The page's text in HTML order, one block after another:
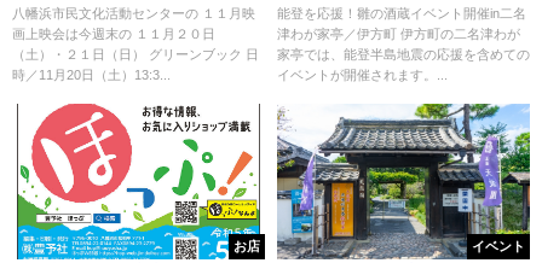
八幡浜市民文化活動センターの １１月映
画上映会は今週末の １１月２０日
（土）・２１日（日） グリーンブック 日
時／11月20日（土）13:3...
能登を応援！雛の酒蔵イベント開催in二名
津わが家亭／伊方町 伊方町の二名津わが
家亭では、能登半島地震の応援を含めての
イベントが開催されます。...
お店 イベント